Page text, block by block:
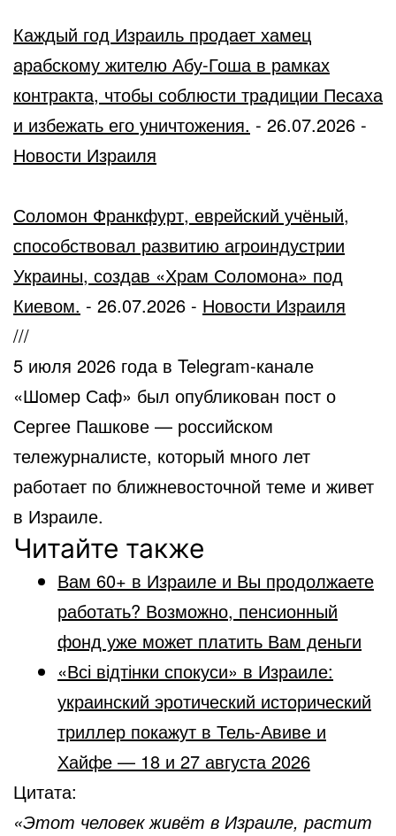
Каждый год Израиль продает хамец
арабскому жителю Абу-Гоша в рамках
контракта, чтобы соблюсти традиции Песаха
и избежать его уничтожения. - 26.07.2026 -
Новости Израиля
Соломон Франкфурт, еврейский учёный,
способствовал развитию агроиндустрии
Украины, создав «Храм Соломона» под
Киевом. - 26.07.2026 - Новости Израиля
///
5 июля 2026 года в Telegram-канале
«Шомер Саф» был опубликован пост о
Сергее Пашкове — российском
тележурналисте, который много лет
работает по ближневосточной теме и живет
в Израиле.
Читайте также
Вам 60+ в Израиле и Вы продолжаете
работать? Возможно, пенсионный
фонд уже может платить Вам деньги
«Всі відтінки спокуси» в Израиле:
украинский эротический исторический
триллер покажут в Тель-Авиве и
Хайфе — 18 и 27 августа 2026
Цитата:
«Этот человек живёт в Израиле, растит